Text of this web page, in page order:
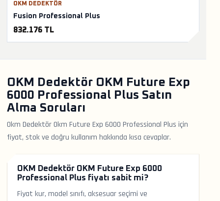
OKM DEDEKTÖR
Fusion Professional Plus
832.176 TL
OKM Dedektör OKM Future Exp
6000 Professional Plus Satın
Alma Soruları
Okm Dedektör Okm Future Exp 6000 Professional Plus için
fiyat, stok ve doğru kullanım hakkında kısa cevaplar.
OKM Dedektör OKM Future Exp 6000
Professional Plus fiyatı sabit mi?
Fiyat kur, model sınıfı, aksesuar seçimi ve